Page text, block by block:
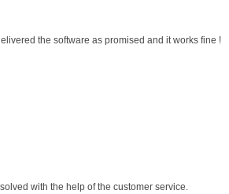
the software as promised and it works fine !
with the help of the customer service.